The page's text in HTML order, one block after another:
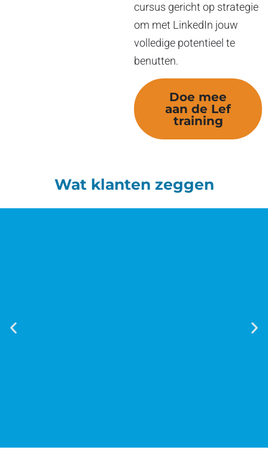
cursus gericht op strategie
om met LinkedIn jouw
volledige potentieel te
benutten.
Doe mee
aan de Lef
training
Wat klanten zeggen